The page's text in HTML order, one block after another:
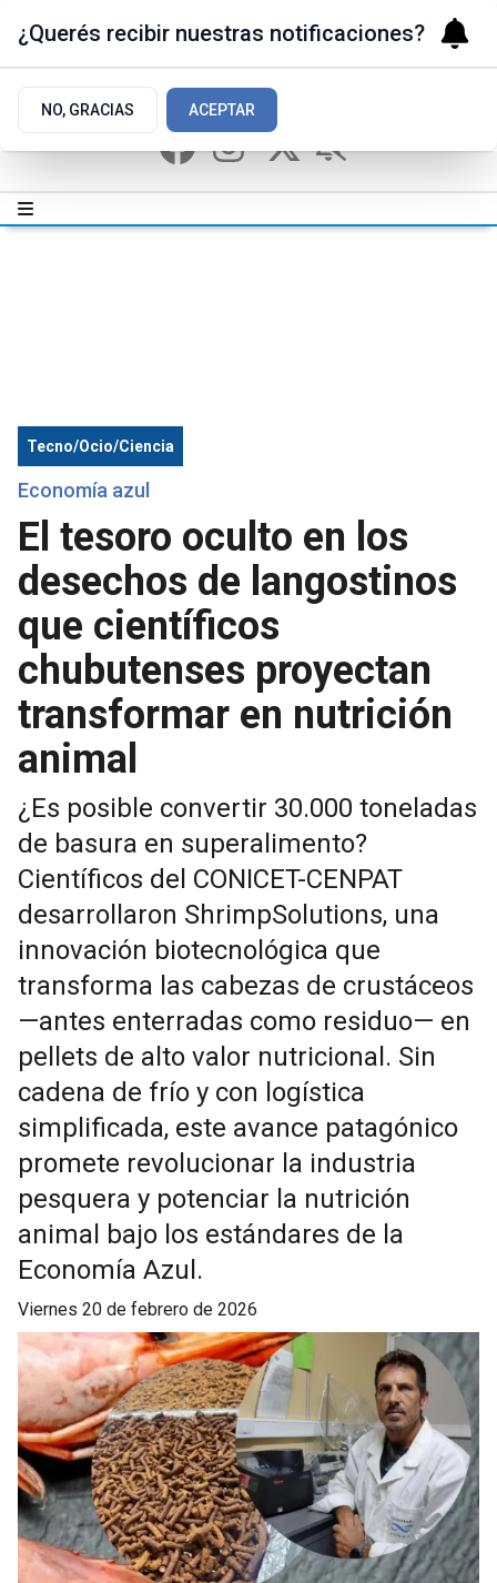
Tecno/Ocio/Ciencia
Economía azul
El tesoro oculto en los
desechos de langostinos
que científicos
chubutenses proyectan
transformar en nutrición
animal
¿Es posible convertir 30.000 toneladas
de basura en superalimento?
Científicos del CONICET-CENPAT
desarrollaron ShrimpSolutions, una
innovación biotecnológica que
transforma las cabezas de crustáceos
—antes enterradas como residuo— en
pellets de alto valor nutricional. Sin
cadena de frío y con logística
simplificada, este avance patagónico
promete revolucionar la industria
pesquera y potenciar la nutrición
animal bajo los estándares de la
Economía Azul.
viernes 20 de febrero de 2026
¿Querés recibir nuestras notificaciones?
NO, GRACIAS ACEPTAR